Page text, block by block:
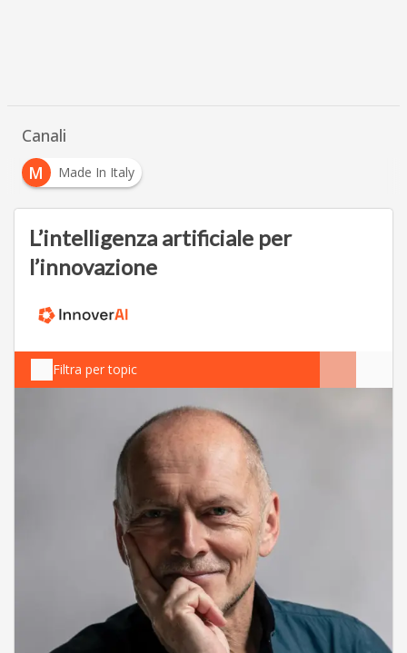
Canali
M
Made In Italy
L’intelligenza artificiale per
l’innovazione
Filtra per topic